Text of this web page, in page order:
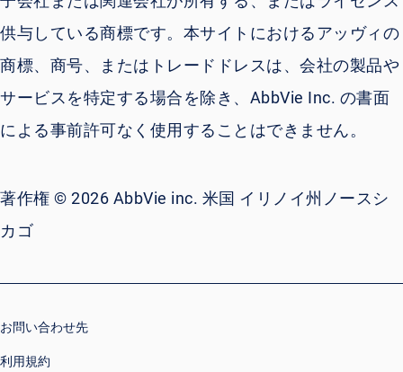
供与している商標です。本サイトにおけるアッヴィの
商標、商号、またはトレードドレスは、会社の製品や
サービスを特定する場合を除き、AbbVie Inc. の書面
による事前許可なく使用することはできません。
著作権 © 2026 AbbVie inc. 米国 イリノイ州ノースシ
カゴ
お問い合わせ先
利用規約